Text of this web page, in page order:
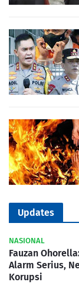
Updates
NASIONAL
Fauzan
Alarm Serius,
Korupsi